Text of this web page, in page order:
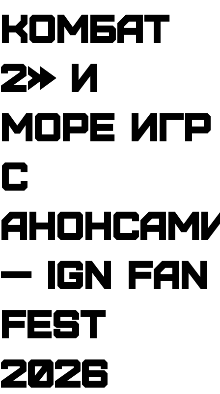
Комбат
2» и
море игр
с
— IGN Fan
Fest
2026